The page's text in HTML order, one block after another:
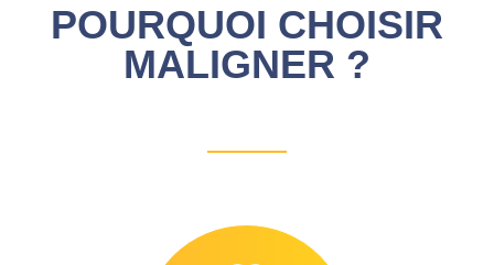
POURQUOI CHOISIR
MALIGNER ?